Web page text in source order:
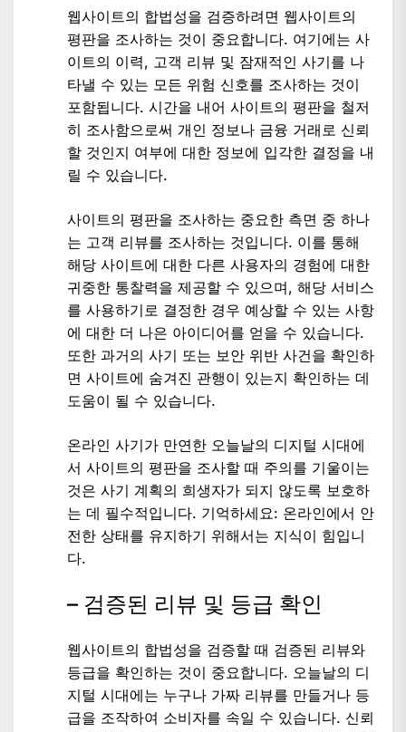
웹사이트의 합법성을 검증하려면 웹사이트의
평판을 조사하는 것이 중요합니다. 여기에는 사
이트의 이력, 고객 리뷰 및 잠재적인 사기를 나
타낼 수 있는 모든 위험 신호를 조사하는 것이
포함됩니다. 시간을 내어 사이트의 평판을 철저
히 조사함으로써 개인 정보나 금융 거래로 신뢰
할 것인지 여부에 대한 정보에 입각한 결정을 내
릴 수 있습니다.
사이트의 평판을 조사하는 중요한 측면 중 하나
는 고객 리뷰를 조사하는 것입니다. 이를 통해
해당 사이트에 대한 다른 사용자의 경험에 대한
귀중한 통찰력을 제공할 수 있으며, 해당 서비스
를 사용하기로 결정한 경우 예상할 수 있는 사항
에 대한 더 나은 아이디어를 얻을 수 있습니다.
또한 과거의 사기 또는 보안 위반 사건을 확인하
면 사이트에 숨겨진 관행이 있는지 확인하는 데
도움이 될 수 있습니다.
온라인 사기가 만연한 오늘날의 디지털 시대에
서 사이트의 평판을 조사할 때 주의를 기울이는
것은 사기 계획의 희생자가 되지 않도록 보호하
는 데 필수적입니다. 기억하세요: 온라인에서 안
전한 상태를 유지하기 위해서는 지식이 힘입니
다.
– 검증된 리뷰 및 등급 확인
웹사이트의 합법성을 검증할 때 검증된 리뷰와
등급을 확인하는 것이 중요합니다. 오늘날의 디
지털 시대에는 누구나 가짜 리뷰를 만들거나 등
급을 조작하여 소비자를 속일 수 있습니다. 신뢰